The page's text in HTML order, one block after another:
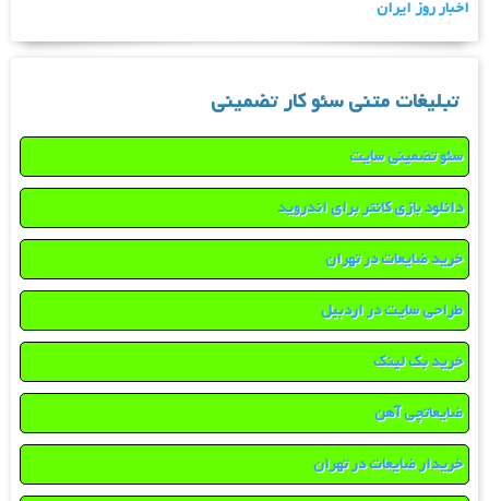
اخبار روز ایران
تبلیغات متنی سئو کار تضمینی
سئو تضمینی سایت
دانلود بازی کانتر برای اندروید
خرید ضایعات در تهران
طراحی سایت در اردبیل
خرید بک لینک
ضایعاتچی آهن
خریدار ضایعات در تهران